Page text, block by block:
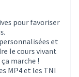
pour favoriser
et
le cours vivant
marche !
MP4 et les TNI